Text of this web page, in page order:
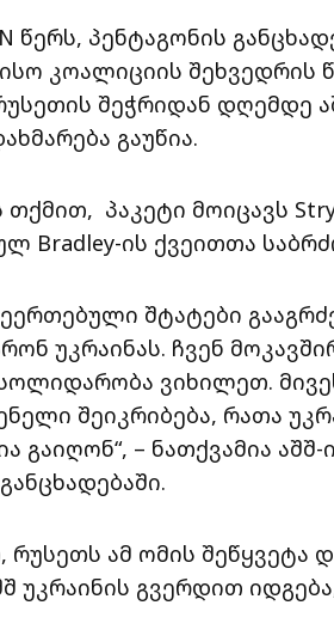
წერს, პენტაგონის
კოალიციის შეხვედრის
შეჭრიდან დღემდე
გაუწია.
თქმით, პაკეტი მოიცავს
Bradley-ის ქვეითთა
შტატები
უკრაინას. ჩვენ
ვიხილეთ.
შეიკრიბება, რათა
გაიღონ“, – ნათქვამია
რუსეთს ამ ომის შეწყვეტა
უკრაინის გვერდით